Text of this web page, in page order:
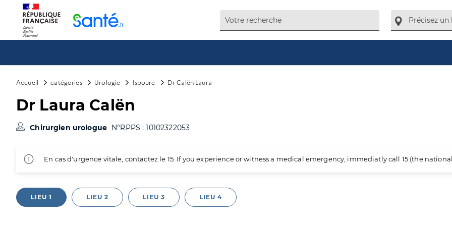
Accueil catégories Urologie Ispoure Dr Calën Laura
Dr Laura Calën
Chirurgien urologue N°RPPS : 10102322053
En cas d'urgence vitale, contactez le 15. If you experience or witness a medical emergency, immediatly call 15 (the
LIEU 1 LIEU 2 LIEU 3 LIEU 4
Panneau de gestion des cookies